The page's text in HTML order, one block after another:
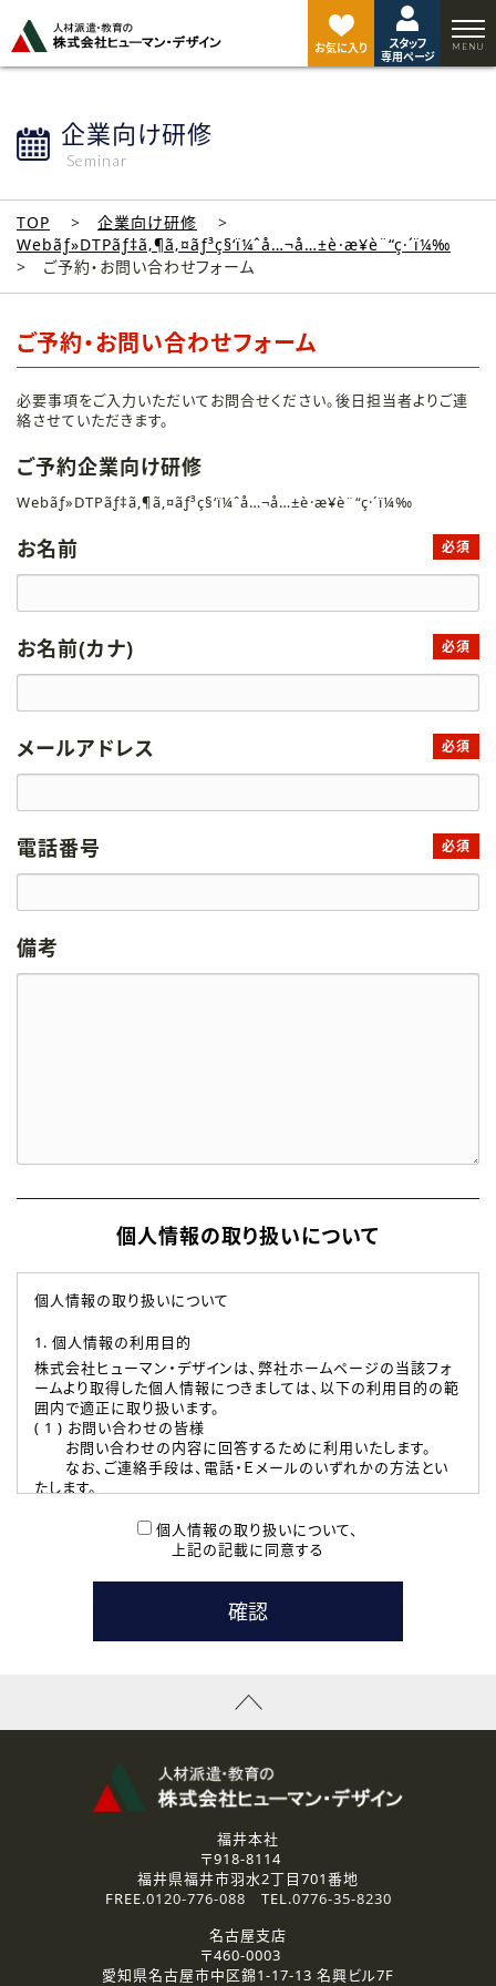
お気に入り
スタッフ
専用ページ
企業向け研修
Seminar
TOP
企業向け研修
Webãƒ»DTPãƒ‡ã‚¶ã‚¤ãƒ³ç§‘ï¼ˆå…¬å…±è·æ¥­è¨“ç·´ï¼‰
ご予約・お問い合わせフォーム
ご予約・お問い合わせフォーム
必要事項をご入力いただいてお問合せください。後日担当者よりご連
絡させていただきます。
ご予約企業向け研修
Webãƒ»DTPãƒ‡ã‚¶ã‚¤ãƒ³ç§‘ï¼ˆå…¬å…±è·æ¥­è¨“ç·´ï¼‰
お名前 必須
お名前(カナ) 必須
メールアドレス 必須
電話番号 必須
備考
個人情報の取り扱いについて
個人情報の取り扱いについて
1. 個人情報の利用目的
株式会社ヒューマン・デザインは、弊社ホームページの当該フォ
ームより取得した個人情報につきましては、以下の利用目的の範
囲内で適正に取り扱います。
( 1 ) お問い合わせの皆様
お問い合わせの内容に回答するために利用いたします。
なお、ご連絡手段は、電話・Ｅメールのいずれかの方法とい
たします。
本登録に関するご連絡および本登録時の参考情報として利
たします。
( 3 ) スタッフ派遣を検討されている企業の皆様
お問い合わせの内容に回答するために利用いたします。
なお、ご連絡手段は、電話・Ｅメールのいずれかの方法とい
資料送付、受講相談に関するご連絡のために利用いたしま
その他、お問い合わせの内容に回答するために利用いたし
なお、ご連絡手段は、電話・Ｅメールのいずれかの方法とい
2.個人情報の第三者提供
ご提供いただいた個人情報は、法令等の規定に従う場合を除き、
3.個人情報の取り扱いの委託
弊社の定める個人情報保護の評価基準を満たした委託先に、個
個人情報の取り扱いについて、
上記の記載に同意する
ジ
ト
福井本社
〒918-8114
福井県福井市羽水2丁目701番地
FREE.0120-776-088 TEL.0776-35-8230
名古屋支店
〒460-0003
愛知県名古屋市中区錦1-17-13 名興ビル7F